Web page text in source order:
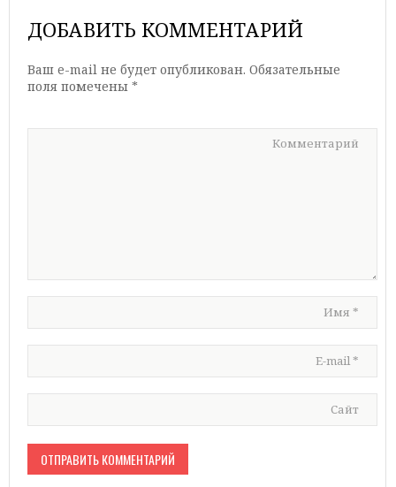
ДОБАВИТЬ КОММЕНТАРИЙ
Ваш e-mail не будет опубликован. Обязательные
поля помечены *
Комментарий
Имя*
E-mail*
Сайт